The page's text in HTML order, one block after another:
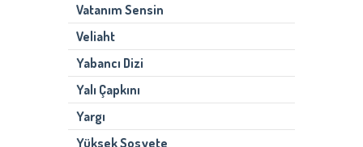
Vatanım Sensin
Veliaht
Yabancı Dizi
Yalı Çapkını
Yargı
Yüksek Sosyete